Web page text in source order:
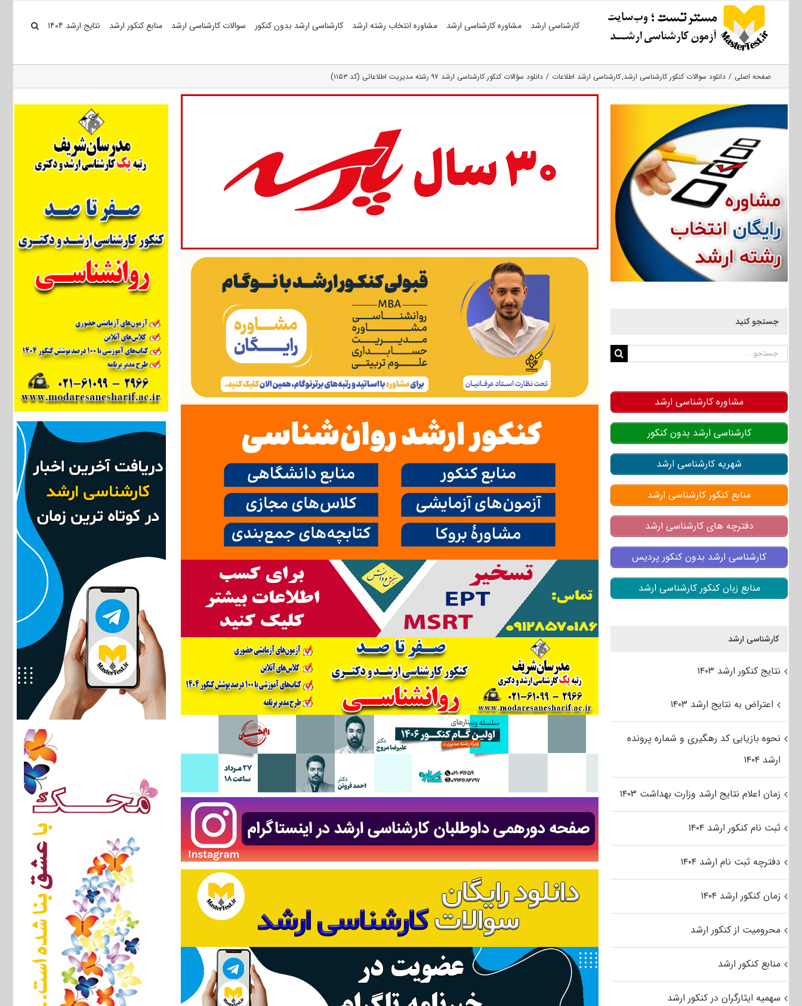
کارشناسی ارشد مشاوره کارشناسی ارشد مشاوره انتخاب رشته ارشد کارشناسی ارشد بدون کنکور سوالات کارشناسی ارشد منابع کنکور ارشد نتایج ارشد ۱۴۰۴
صفحه اصلی دانلود سوالات کنکور کارشناسی ارشد کارشناسی ارشد اطلاعات دانلود سؤالات کنکور کارشناسی ارشد ۹۷ رشته مدیریت اطلاعاتی (کد ۱۱۵۳)
جستجو کنید
جستجو
مشاوره کارشناسی ارشد
کارشناسی ارشد بدون کنکور
شهریه کارشناسی ارشد
منابع کنکور کارشناسی ارشد
دفترچه های کارشناسی ارشد
کارشناسی ارشد بدون کنکور پردیس
منابع زبان کنکور کارشناسی ارشد
کارشناسی ارشد
نتایج کنکور ارشد ۱۴۰۳
اعتراض به نتایج ارشد ۱۴۰۳
نحوه بازیابی کد رهگیری و شماره پرونده
ارشد ۱۴۰۴
زمان اعلام نتایج ارشد وزارت بهداشت ۱۴۰۳
ثبت نام کنکور ارشد ۱۴۰۴
دفترچه ثبت نام ارشد ۱۴۰۴
زمان کنکور ارشد ۱۴۰۴
محرومیت از کنکور ارشد
منابع کنکور ارشد
سهمیه ایثارگران در کنکور ارشد